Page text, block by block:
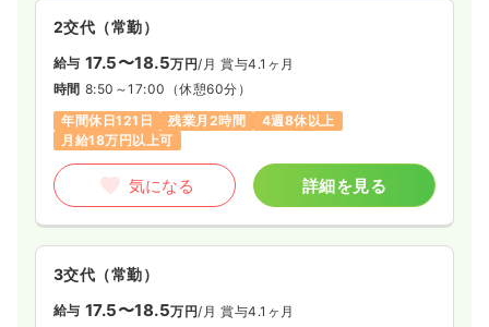
2交代（常勤）
給与 17.5〜18.5万円/月 賞与4.1ヶ月
時間 8:50～17:00 （休憩60分）
年間休日121日
残業月2時間
4週8休以上
月給18万円以上可
気になる 詳細を見る
3交代（常勤）
給与 17.5〜18.5万円/月 賞与4.1ヶ月